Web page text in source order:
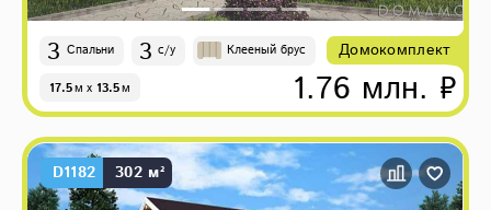
3 Спальни 3 с/у Клееный брус
17.5м x 13.5м
Домокомплект
1.76 млн. ₽
D1182 302 м²